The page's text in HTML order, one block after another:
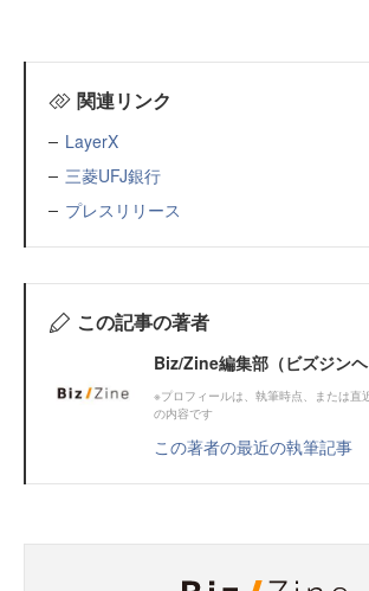
関連リンク
LayerX
三菱UFJ銀行
プレスリリース
この記事の著者
Biz/Zine編集部（ビズジンヘ
※プロフィールは、執筆時点、または直
の内容です
この著者の最近の執筆記事